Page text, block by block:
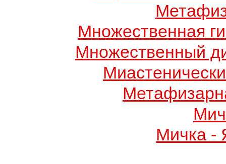
Множественная
Множественный
Мичка -